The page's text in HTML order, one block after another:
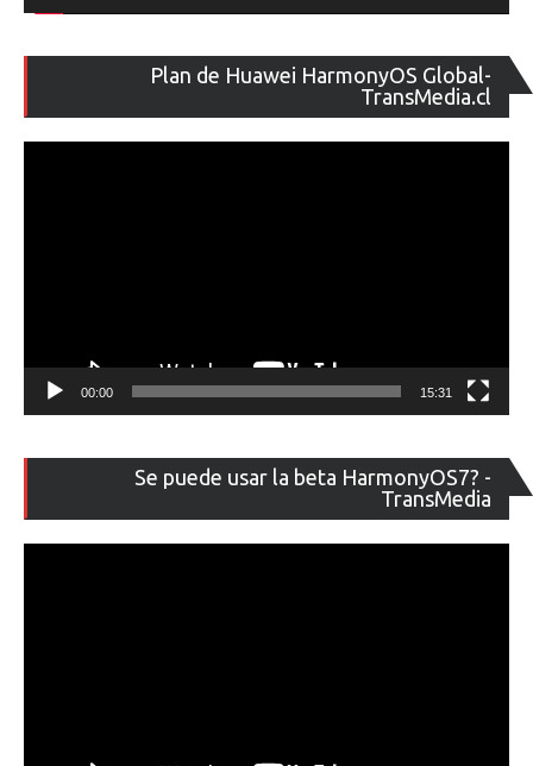
Plan de Huawei HarmonyOS Global-
TransMedia.cl
de
00:00 15:31
Se puede usar la beta HarmonyOS7? -
TransMedia
de